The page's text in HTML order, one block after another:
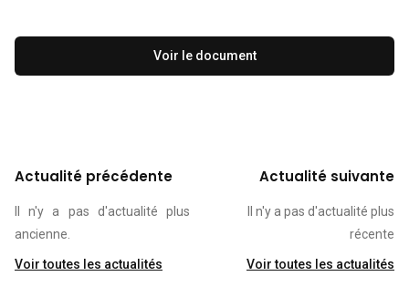
Voir le document
Actualité précédente
Il n'y a pas d'actualité plus
ancienne.
Voir toutes les actualités
Actualité suivante
Il n'y a pas d'actualité plus
récente
Voir toutes les actualités